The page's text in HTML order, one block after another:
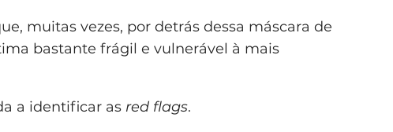
muitas vezes, por detrás dessa máscara de
bastante frágil e vulnerável à mais
a identificar as red flags.